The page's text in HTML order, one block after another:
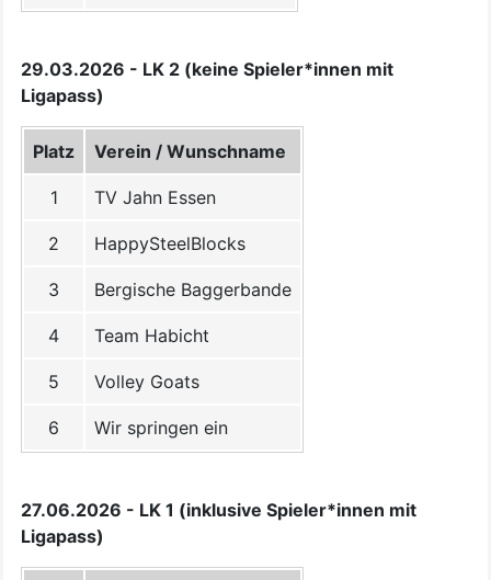
29.03.2026 - LK 2 (keine Spieler*innen mit
Ligapass)
Platz Verein / Wunschname
1 TV Jahn Essen
2 HappySteelBlocks
3 Bergische Baggerbande
4 Team Habicht
5 Volley Goats
6 Wir springen ein
27.06.2026 - LK 1 (inklusive Spieler*innen mit
Ligapass)